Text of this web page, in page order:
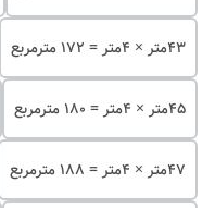
۴۳متر × 4متر = 172 مترمربع
۴۵متر × 4متر = 180 مترمربع
۴۷متر × 4متر = 188 مترمربع